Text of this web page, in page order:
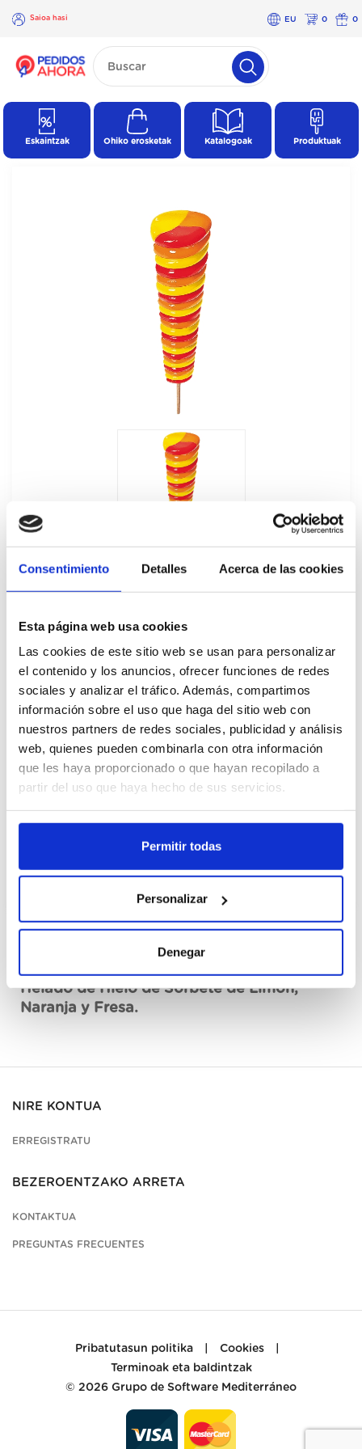
Consentimiento Detalles Acerca de las cookies
Esta página web usa cookies
Las cookies de este sitio web se usan para personalizar
el contenido y los anuncios, ofrecer funciones de redes
sociales y analizar el tráfico. Además, compartimos
información sobre el uso que haga del sitio web con
nuestros partners de redes sociales, publicidad y análisis
web, quienes pueden combinarla con otra información
que les haya proporcionado o que hayan recopilado a
partir del uso que haya hecho de sus servicios.
Permitir todas
Personalizar
Denegar
Saioa hasi EU 0 0
×
Saioa
Eskaintzak Ohiko erosketak Katalogoak Produktuak
Super Twister 28Ux110ML
40281
Cajas
Erregistratu
Ez dago eskuragarri, eskatu orain
Fitxa teknikoa ikusi
Helado de Hielo de Sorbete de Limón,
Naranja y Fresa.
NIRE KONTUA
ERREGISTRATU
BEZEROENTZAKO ARRETA
KONTAKTUA
PREGUNTAS FRECUENTES
Pribatutasun politika Cookies
Terminoak eta baldintzak
© 2026 Grupo de Software Mediterráneo